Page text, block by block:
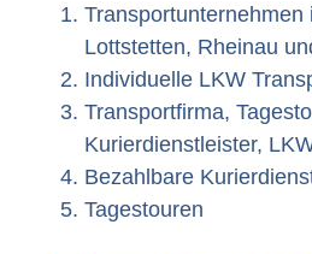
Transportunternehmen
Lottstetten, Rheinau
Individuelle LKW
Transportfirma,
Kurierdienstleister,
Bezahlbare
Tagestouren